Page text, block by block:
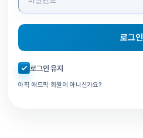
로그인
자동로그인 체크
로그인 유지
아직 애드픽 회원이 아니신가요?